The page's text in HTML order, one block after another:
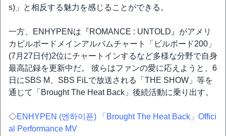
s)」と相反する魅力を感じることができる。
一方、ENHYPENは『ROMANCE : UNTOLD』がアメリ
カビルボードメインアルバムチャート「ビルボード200」
(7月27日付)2位にチャートインするなど多様な分野で自身
最高記録を更新中だ。 彼らはファンの愛に応えようと、6
日にSBS M、SBS FiLで放送される「THE SHOW」等を
通じて「Brought The Heat Back」後続活動に乗り出す。
◇ENHYPEN (엔하이픈) 「Brought The Heat Back」Offici
al Performance MV